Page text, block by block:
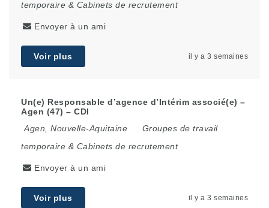
temporaire & Cabinets de recrutement
Envoyer à un ami
Voir plus il y a 3 semaines
Un(e) Responsable d’agence d’Intérim associé(e) –
Agen (47) – CDI
Agen, Nouvelle-Aquitaine
Groupes de travail
temporaire & Cabinets de recrutement
Envoyer à un ami
Voir plus il y a 3 semaines